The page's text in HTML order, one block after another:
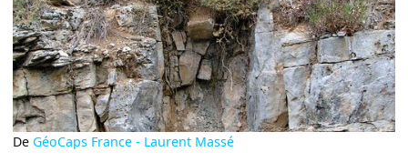
De GéoCaps France - Laurent Massé